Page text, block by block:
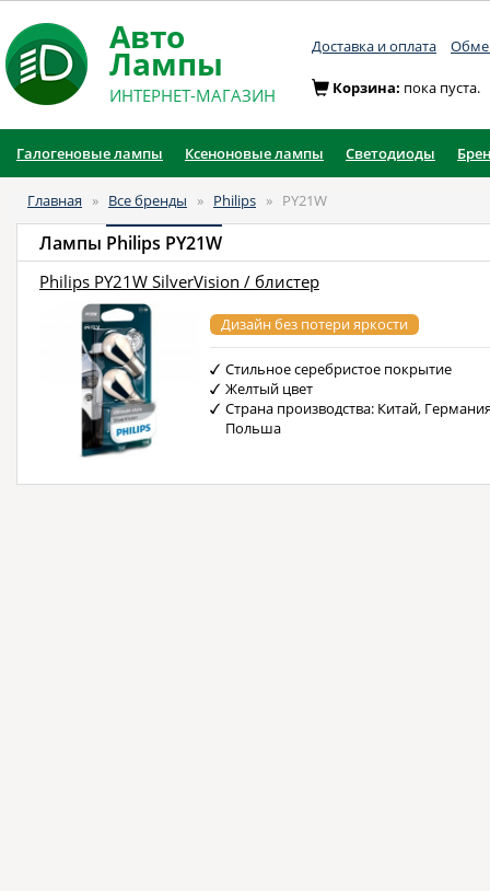
Авто
Лампы
ИНТЕРНЕТ-МАГАЗИН
Доставка и оплата
Корзина: пока пуста.
Галогеновые лампы Ксеноновые лампы Светодиоды
Главная » Все бренды » Philips » PY21W
Лампы Philips PY21W
Philips PY21W SilverVision / блистер
Дизайн без потери яркости
Стильное серебристое покрытие
Желтый цвет
Страна производства: Китай,
Польша